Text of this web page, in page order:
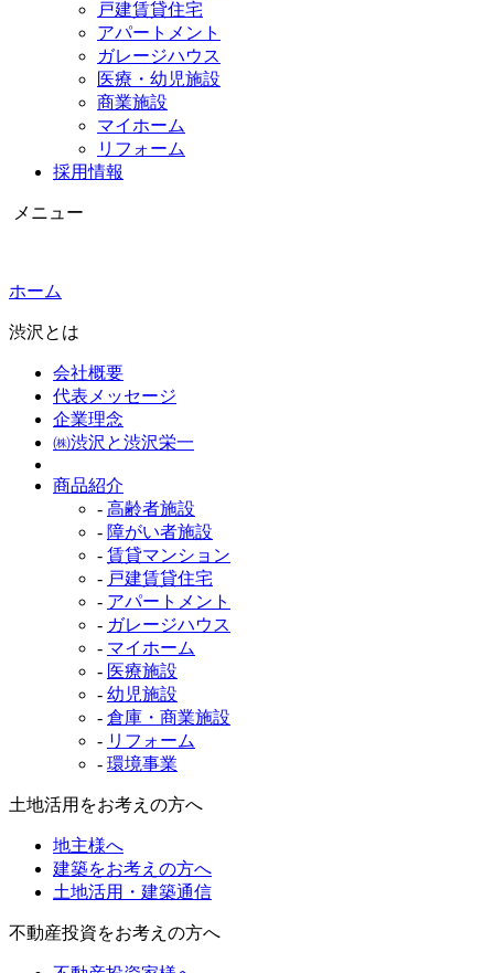
戸建賃貸住宅
アパートメント
ガレージハウス
医療・幼児施設
商業施設
マイホーム
リフォーム
採用情報
メニュー
ホーム
渋沢とは
会社概要
代表メッセージ
企業理念
㈱渋沢と渋沢栄一
商品紹介
- 高齢者施設
- 障がい者施設
- 賃貸マンション
- 戸建賃貸住宅
- アパートメント
- ガレージハウス
- マイホーム
- 医療施設
- 幼児施設
- 倉庫・商業施設
- リフォーム
- 環境事業
土地活用をお考えの方へ
地主様へ
建築をお考えの方へ
土地活用・建築通信
不動産投資をお考えの方へ